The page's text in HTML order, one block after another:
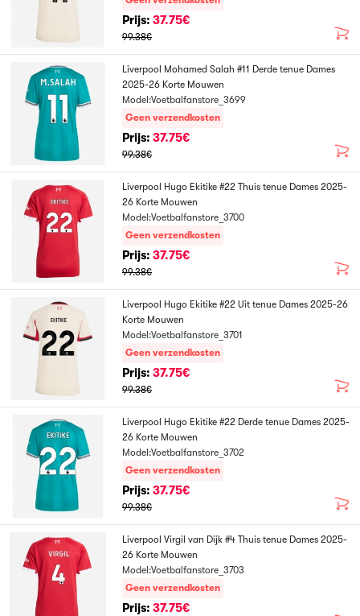
Prijs: 37.75€
99.38€
Liverpool Mohamed Salah #11 Derde tenue Dames
2025-26 Korte Mouwen
Model:Voetbalfanstore_3699
Geen verzendkosten
Prijs: 37.75€
99.38€
Liverpool Hugo Ekitike #22 Thuis tenue Dames 2025-
26 Korte Mouwen
Model:Voetbalfanstore_3700
Geen verzendkosten
Prijs: 37.75€
99.38€
Liverpool Hugo Ekitike #22 Uit tenue Dames 2025-26
Korte Mouwen
Model:Voetbalfanstore_3701
Geen verzendkosten
Prijs: 37.75€
99.38€
Liverpool Hugo Ekitike #22 Derde tenue Dames 2025-
26 Korte Mouwen
Model:Voetbalfanstore_3702
Geen verzendkosten
Prijs: 37.75€
99.38€
Liverpool Virgil van Dijk #4 Thuis tenue Dames 2025-
26 Korte Mouwen
Model:Voetbalfanstore_3703
Geen verzendkosten
Prijs: 37.75€